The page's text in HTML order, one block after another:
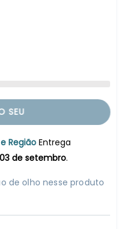
SEU
Região Entrega
03 de setembro.
de olho nesse produto